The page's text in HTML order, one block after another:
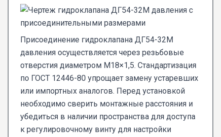
Присоединение гидроклапана ДГ54-32М
давления осуществляется через резьбовые
отверстия диаметром М18×1,5. Стандартизация
по ГОСТ 12446-80 упрощает замену устаревших
или импортных аналогов. Перед установкой
необходимо сверить монтажные расстояния и
убедиться в наличии пространства для доступа
к регулировочному винту для настройки